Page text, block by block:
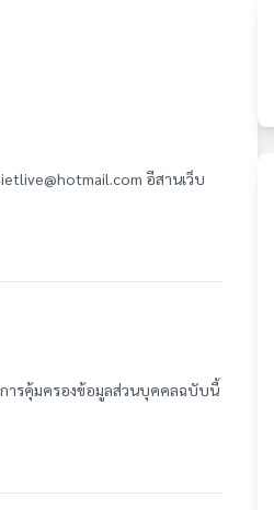
อีสานเว็บ
ารคุ้มครองข้อมูลส่วนบุคคลฉบับนี้